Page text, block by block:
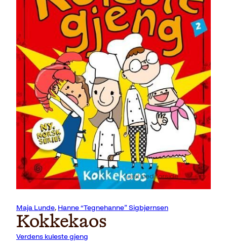
Last ned forside
Maja Lunde, Hanne “Tegnehanne” Sigbjørnsen
Kokkekaos
Verdens kuleste gjeng